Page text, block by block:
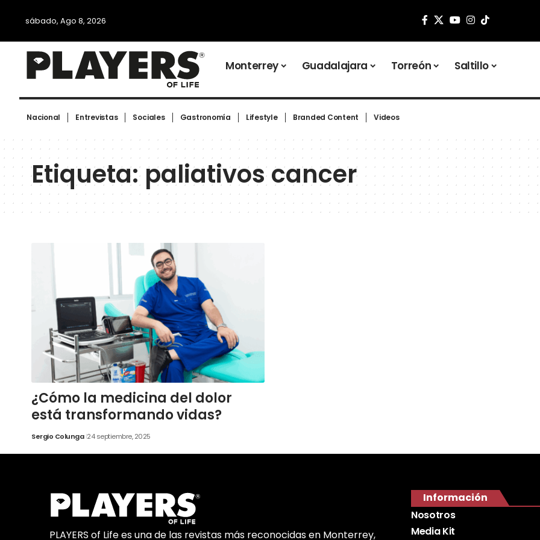
sábado, Ago 8, 2026
Monterrey Guadalajara Torreón Saltillo
Nacional Entrevistas Sociales Gastronomía Lifestyle Branded Content Videos
Etiqueta:paliativos cancer
¿Cómo la medicina del dolor
está transformando vidas?
Sergio Colunga 24 septiembre, 2025
PLAYERS of Life es una de las revistas más reconocidas en Monterrey,
Información
Nosotros
Media Kit